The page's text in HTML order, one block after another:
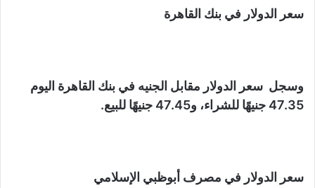
سعر الدولار في بنك القاهرة
وسجل سعر الدولار مقابل الجنيه في بنك القاهرة اليوم
47.35 جنيهًا للشراء، و47.45 جنيهًا للبيع.
سعر الدولار في مصرف أبوظبي الإسلامي